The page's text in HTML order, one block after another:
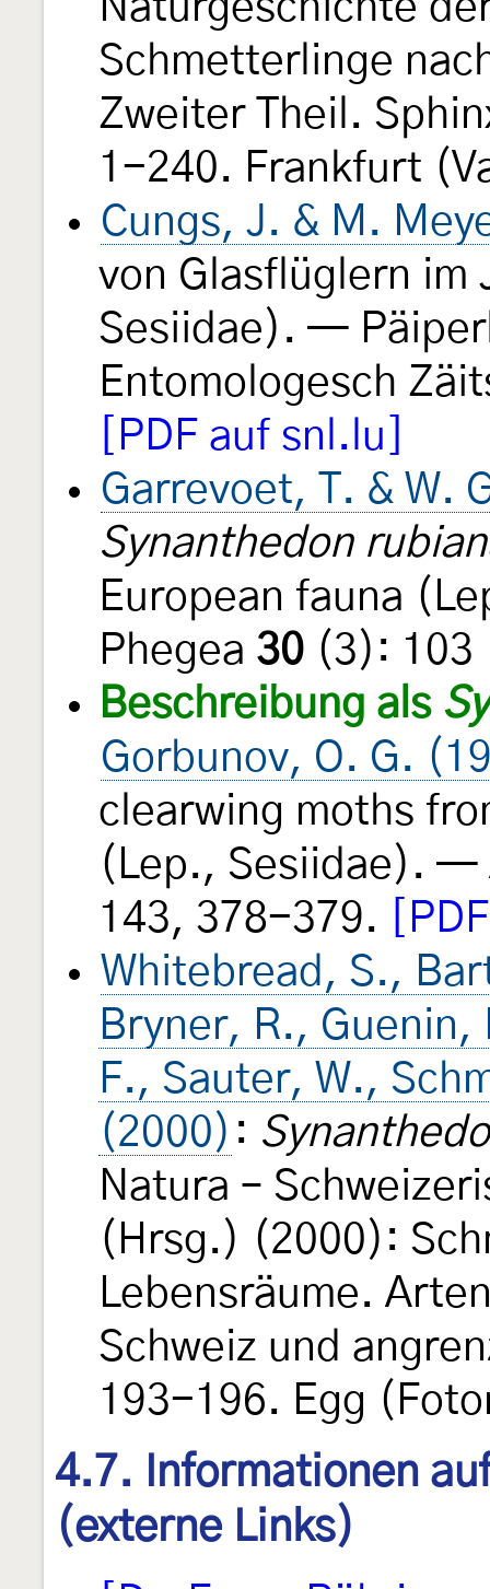
Schmetterlinge
Zweiter Theil.
1-240. Frankfurt
Cungs, J. & M.
von Glasflüglern im
Sesiidae). —
Entomologesch
[PDF auf snl.lu]
Garrevoet, T. & W.
Synanthedon
European fauna
Phegea 30 (3): 103
Beschreibung als
Gorbunov, O. G.
clearwing moths
(Lep., Sesiidae).
143, 378-379.
Whitebread, S.,
Bryner, R.,
F., Sauter, W.,
(2000) :
Natura –
(Hrsg.) (2000):
Lebensräume.
Schweiz und
193-196. Egg
4.7. Informationen
(externe Links)